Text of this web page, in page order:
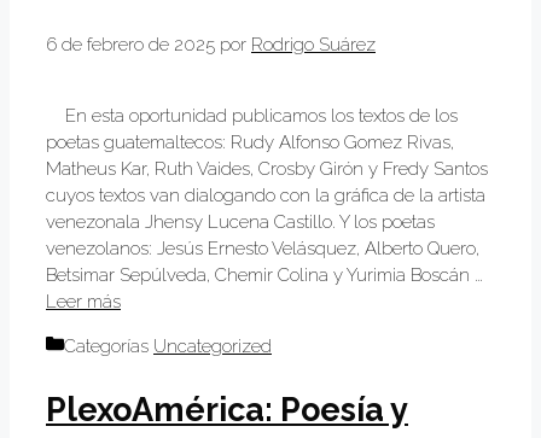
6 de febrero de 2025 por Rodrigo Suárez
En esta oportunidad publicamos los textos de los
poetas guatemaltecos: Rudy Alfonso Gomez Rivas,
Matheus Kar, Ruth Vaides, Crosby Girón y Fredy Santos
cuyos textos van dialogando con la gráfica de la artista
venezonala Jhensy Lucena Castillo. Y los poetas
venezolanos: Jesús Ernesto Velásquez, Alberto Quero,
Betsimar Sepúlveda, Chemir Colina y Yurimia Boscán …
Leer más
Categorías Uncategorized
PlexoAmérica: Poesía y